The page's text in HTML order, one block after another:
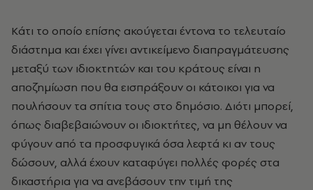
Kάτι το οποίο επίσης ακούγεται έντονα το τελευταίο
διάστημα και έχει γίνει αντικείμενο διαπραγμάτευσης
μεταξύ των ιδιοκτητών και του κράτους είναι η
αποζημίωση που θα εισπράξουν οι κάτοικοι για να
πουλήσουν τα σπίτια τους στο δημόσιο. Διότι μπορεί,
όπως διαβεβαιώνουν οι ιδιοκτήτες, να μη θέλουν να
φύγουν από τα προσφυγικά όσα λεφτά κι αν τους
δώσουν, αλλά έχουν καταφύγει πολλές φορές στα
δικαστήρια για να ανεβάσουν την τιμή της